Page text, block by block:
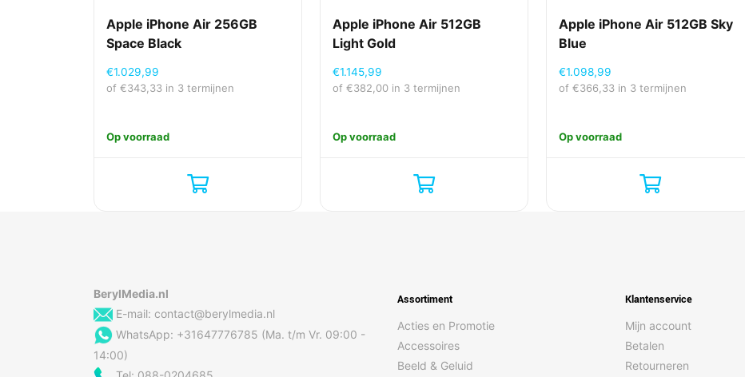
Apple iPhone Air 256GB
Space Black
€1.029,99
of €343,33 in 3 termijnen
Op voorraad
Apple iPhone Air 512GB
Light Gold
€1.145,99
of€382,00 in 3 termijnen
Op voorraad
Apple iPhone Air 512GB Sky
Blue
€1.098,99
of€366,33 in 3 termijnen
Op voorraad
BerylMedia.nl
E-mail: contact@berylmedia.nl
WhatsApp: +31647776785 (Ma. t/m Vr. 09:00 -
14:00)
Assortiment
Acties en Promotie
Accessoires
Beeld & Geluid
Klantenservice
Mijn account
Betalen
Retourneren